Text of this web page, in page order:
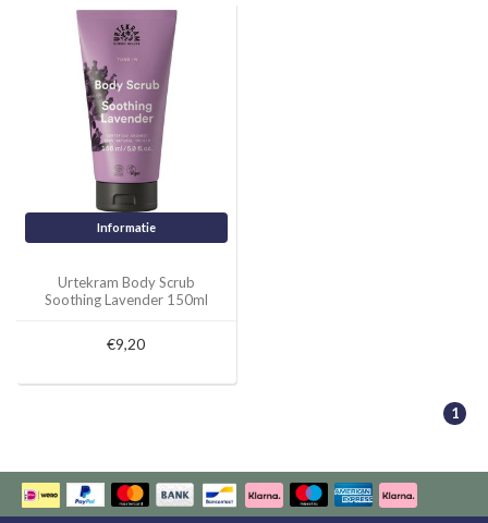
Informatie
Urtekram Body Scrub
Soothing Lavender 150ml
€9,20
1